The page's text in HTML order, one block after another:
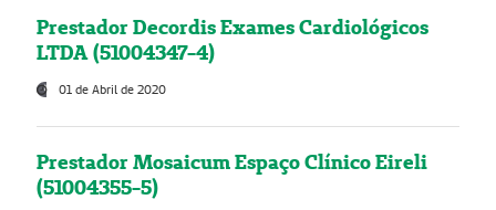
Prestador Decordis Exames Cardiológicos
LTDA (51004347-4)
01 de Abril de 2020
Prestador Mosaicum Espaço Clínico Eireli
(51004355-5)